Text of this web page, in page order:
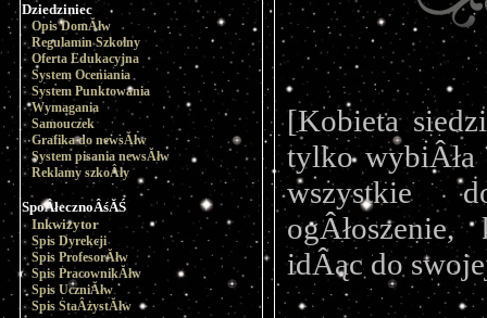
Dziedziniec
Opis DomĂłw
Regulamin Szkolny
Oferta Edukacyjna
System Oceniania
System Punktowania
Wymagania
Samouczek
Grafika do newsĂłw
System pisania newsĂłw
Reklamy szkoÂły
SpoÂłecznoÂśĂŚ
Inkwizytor
Spis Dyrekcji
Spis ProfesorĂłw
Spis PracownikĂłw
Spis UczniĂłw
Spis StaÂżystĂłw
[Kobieta
tylko wybiÂła
wszystkie
idÂąc do